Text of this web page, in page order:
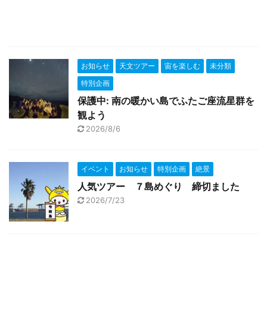
お知らせ 天文ツアー 宙を楽しむ
未分類
特別企画
保護中: 南の暖かい島でふたご座流星群を
観よう
2026/8/6
イベント お知らせ 特別企画 絶景
人気ツアー ７島めぐり 締切ました
2026/7/23